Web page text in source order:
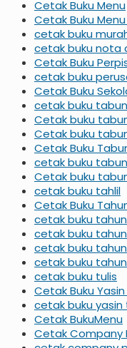
Cetak Buku Menu
Cetak Buku
cetak buku
cetak buku nota
Cetak Buku
cetak buku
Cetak Buku
cetak buku
Cetak buku
Cetak buku
Cetak Buku
cetak buku
Cetak buku
cetak buku tahlil
Cetak Buku
cetak buku
cetak buku
cetak buku
cetak buku
cetak buku tulis
Cetak Buku
cetak buku
Cetak BukuMenu
Cetak Company